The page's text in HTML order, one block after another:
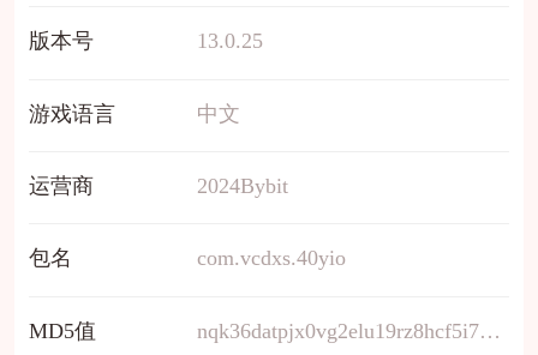
版本号 13.0.25
游戏语言 中文
运营商 2024Bybit
包名 com.vcdxs.40yio
MD5值 nqk36datpjx0vg2elu19rz8hcf5i7myw